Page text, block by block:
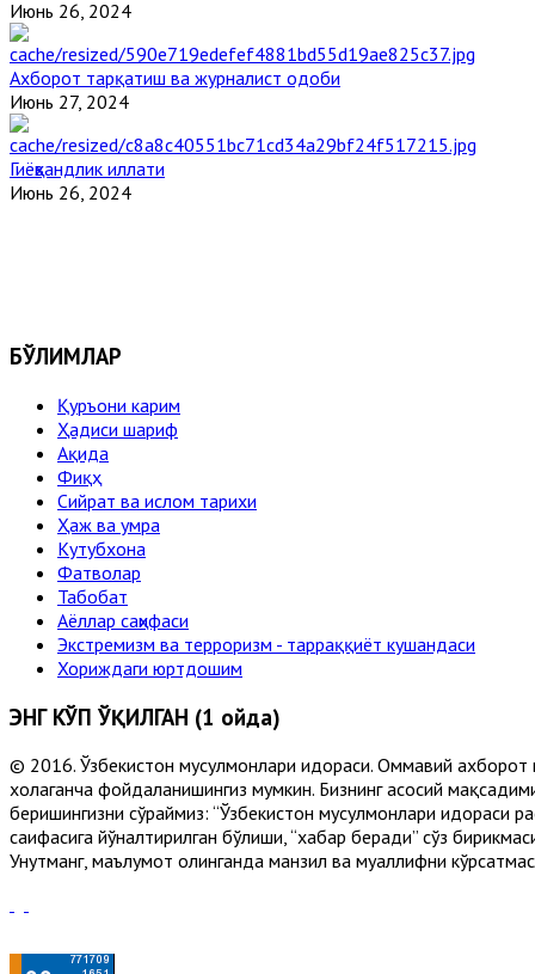
Июнь 26, 2024
Ахборот тарқатиш ва журналист одоби
Июнь 27, 2024
Гиёҳвандлик иллати
Июнь 26, 2024
БЎЛИМЛАР
Қуръони карим
Ҳадиси шариф
Ақида
Фиқҳ
Сийрат ва ислом тарихи
Ҳаж ва умра
Кутубхона
Фатволар
Табобат
Аёллар саҳифаси
Экстремизм ва терроризм - тарраққиёт кушандаси
Хориждаги юртдошим
ЭНГ КЎП ЎҚИЛГАН (1 ойда)
© 2016. Ўзбекистон мусулмонлари идораси. Оммавий ахборот
хоҳлаганча фойдаланишингиз мумкин. Бизнинг асосий
беришингизни сўраймиз: “Ўзбекистон мусулмонлари идораси
саҳифасига йўналтирилган бўлиши, “хабар беради” сўз
Унутманг, маълумот олинганда манзил ва муаллифни